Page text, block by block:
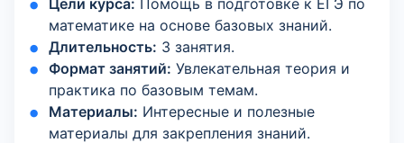
Цели курса: Помощь в подготовке к ЕГЭ по
математике на основе базовых знаний.
Длительность: 3 занятия.
Формат занятий: Увлекательная теория и
практика по базовым темам.
Материалы: Интересные и полезные
материалы для закрепления знаний.